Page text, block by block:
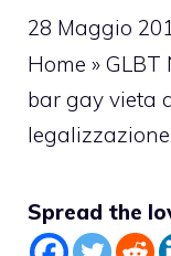
28 Maggio
Home » GLBT
bar gay vieta
Spread the